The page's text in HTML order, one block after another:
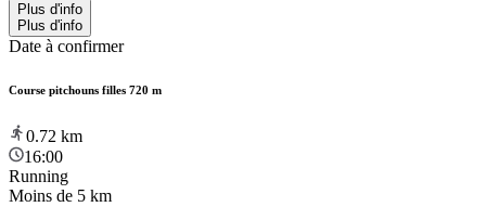
Plus d'info
Plus d'info
Date à confirmer
Course pitchouns filles 720 m
0.72 km
16:00
Running
Moins de 5 km